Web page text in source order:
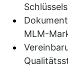
MLM-